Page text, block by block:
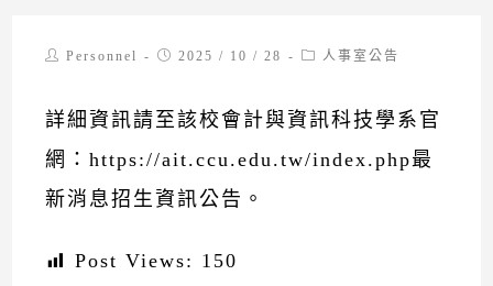
PostPersonnel
Post2025 / 10 / 28
Post人事室公告
詳細資訊請至該校會計與資訊科技學系官
網：https://ait.ccu.edu.tw/index.php最
新消息招生資訊公告。
Post Views: 150